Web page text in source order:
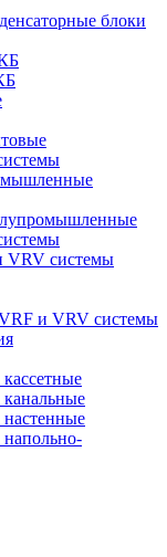
блоки
VRV системы
и VRV системы